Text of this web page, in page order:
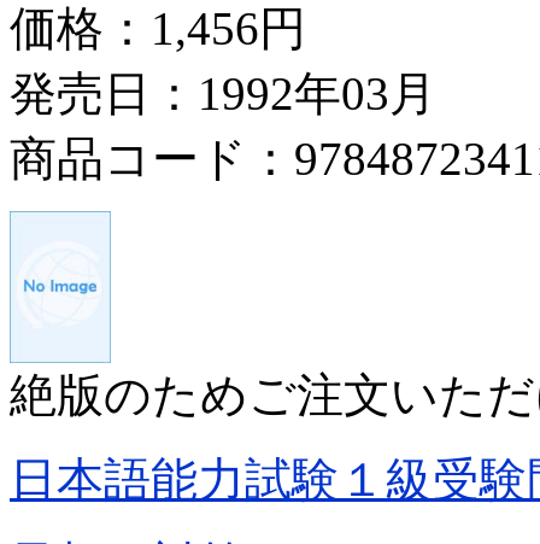
価格： 1,456円
発売日：1992年03月
商品コード：
絶版のためご注文いた
日本語能力試験１級受